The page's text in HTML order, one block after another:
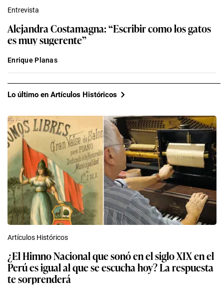
Entrevista
Alejandra Costamagna: “Escribir como los gatos
es muy sugerente”
Enrique Planas
Lo último en Artículos Históricos
Artículos Históricos
¿El Himno Nacional que sonó en el siglo XIX en el
Perú es igual al que se escucha hoy? La respuesta
te sorprenderá